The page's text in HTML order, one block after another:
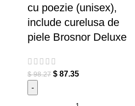
cu poezie (unisex),
include curelusa de
piele Brosnor Deluxe
$98.27 $ 87.35
Cantitate Divine Cannabis